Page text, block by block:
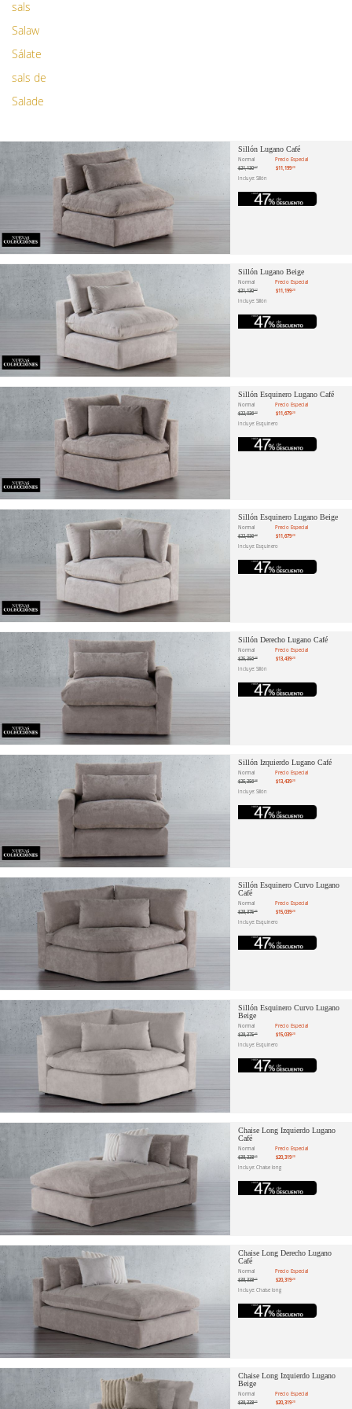
sals
Salaw
Sálate
sals de
Salade
Sillón Lugano Café
Normal
$21,130.57
Precio Especial
$11,199.20
Incluye: Sillón
Sillón Lugano Beige
Normal
$21,130.57
Precio Especial
$11,199.20
Incluye: Sillón
Sillón Esquinero Lugano Café
Normal
$22,036.23
Precio Especial
$11,679.20
Incluye: Esquinero
Sillón Esquinero Lugano Beige
Normal
$22,036.23
Precio Especial
$11,679.20
Incluye: Esquinero
Sillón Derecho Lugano Café
Normal
$25,356.98
Precio Especial
$13,439.20
Incluye: Sillón
Sillón Izquierdo Lugano Café
Normal
$25,356.98
Precio Especial
$13,439.20
Incluye: Sillón
Sillón Esquinero Curvo Lugano
Café
Normal
$28,375.85
Precio Especial
$15,039.20
Incluye: Esquinero
Sillón Esquinero Curvo Lugano
Beige
Normal
$28,375.85
Precio Especial
$15,039.20
Incluye: Esquinero
Chaise Long Izquierdo Lugano
Café
Normal
$38,338.11
Precio Especial
$20,319.20
Incluye: Chaise long
Chaise Long Derecho Lugano
Café
Normal
$38,338.11
Precio Especial
$20,319.20
Incluye: Chaise long
Chaise Long Izquierdo Lugano
Beige
Normal
$38,338.11
Precio Especial
$20,319.20